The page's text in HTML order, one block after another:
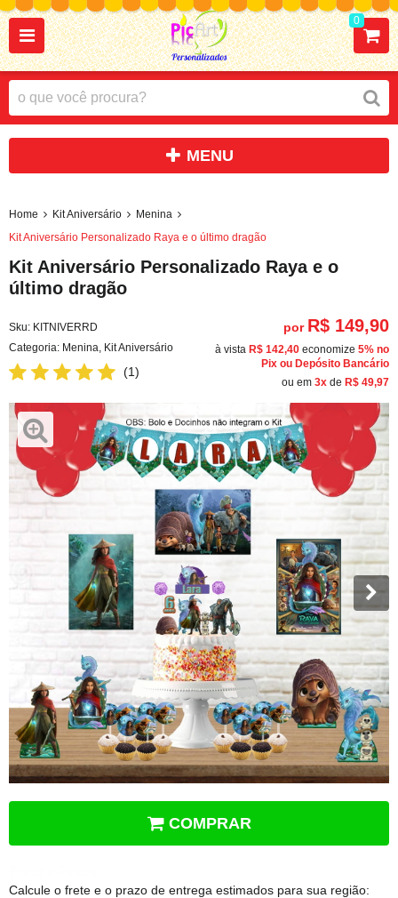
0
Home Kit Aniversário
Menina
Kit Aniversário Personalizado Raya e o último dragão
Kit Aniversário Personalizado Raya e o
último dragão
Sku: KITNIVERRD
Categoria: Menina Kit Aniversário
(1)
por R$ 149,90
à vista R$ 142,40 economize 5% no
Pix ou Depósito Bancário
ou em 3x de R$ 49,97
COMPRAR
Calcule o frete e o prazo de entrega estimados para sua região: